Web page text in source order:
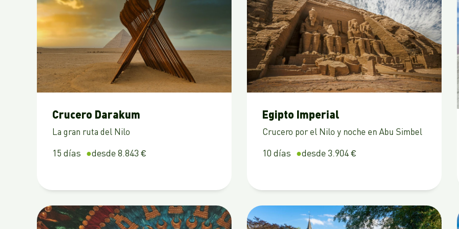
Crucero Darakum
La gran ruta del Nilo
15 días desde 8.843 €
Egipto Imperial
Crucero por el Nilo y noche en Abu Simbel
10 días desde 3.904 €